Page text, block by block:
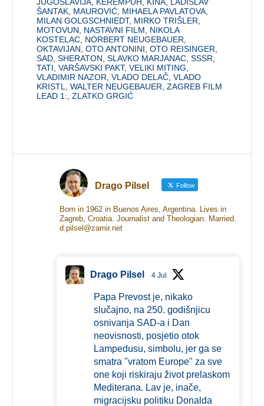
ŠANTAK MAUROVIĆ MIHAELA PAVLATOVA
MILAN GOLGSCHNIEDT, MIRKO TRIŠLER
MOTOVUN
NASTAVNI FILM
NIKOLA
KOSTELAC NORBERT NEUGEBAUER
OKTAVIJAN ,OTO ANTONINI ,OTO REISINGER
SAD ,SHERATON ,SLAVKO MARJANAC ,SSSR
TATI ,VARŠAVSKI PAKT,VELIKI MITING
VLADIMIR NAZOR ,VLADO DELAČ ,VLADO
KRISTL
,WALTER NEUGEBAUER ,ZAGREB FILM
LEAD 1: ,ZLATKO GRGIĆ
Drago Pilsel Follow
Born in 1962 in Buenos Aires, Argentina. Lives in
Zagreb, Croatia. Journalist and Theologian. Married.
d.pilsel@zamir.net
Drago Pilsel 4 Jul
Papa Prevost je, nikako
slučajno, na 250. godišnjicu
osnivanja SAD-a i Dan
neovisnosti, posjetio otok
Lampedusu, simbolu, jer ga se
smatra "vratom Europe" za sve
one koji riskiraju život prelaskom
Mediterana. Lav je, inače,
migracijsku politiku Donalda